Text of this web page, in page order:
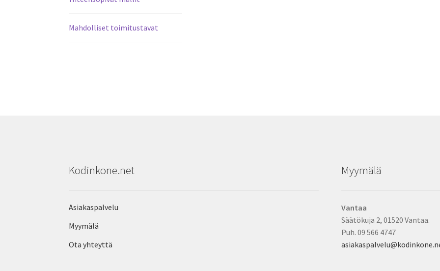
Mahdolliset toimitustavat
Kodinkone.net
Asiakaspalvelu
Myymälä
Ota yhteyttä
Myymälä
Vantaa
Säätökuja 2, 01520 Vantaa.
Puh. 09 566 4747